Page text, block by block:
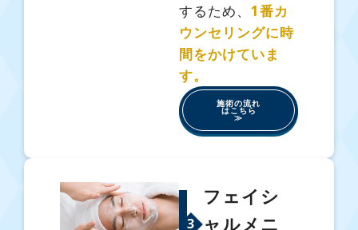
するため、 1番カ
ウンセリングに時
間をかけていま
す。
施術の流れ
はこちら
≫
3
フェイシ
ャルメニ